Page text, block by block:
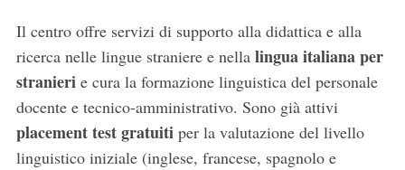
Il centro offre servizi di supporto alla didattica e alla
ricerca nelle lingue straniere e nella lingua italiana per
stranierie cura la formazione linguistica del personale
docente e tecnico-amministrativo. Sono già attivi
placement test gratuitiper la valutazione del livello
linguistico iniziale (inglese, francese, spagnolo e